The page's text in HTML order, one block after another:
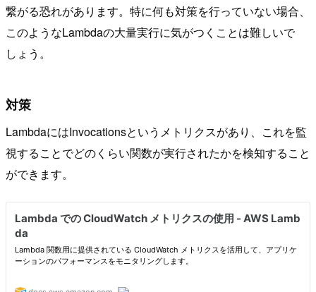
繋がる恐れがあります。特に何も対策を行っていない場合、
このようなLambdaの大量実行に気がつくことは難しいで
しょう。
対策
LambdaにはInvocationsというメトリクスがあり、これを監
視することでどのくらい関数が実行されたかを検知すること
ができます。